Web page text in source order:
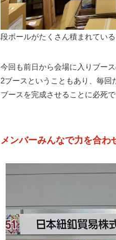
段ボールがたくさん積まれてい
今回も前日から会場に入りブー
2ブースということもあり、毎
ブースを完成させることに必死
メンバーみんなで力を合わ